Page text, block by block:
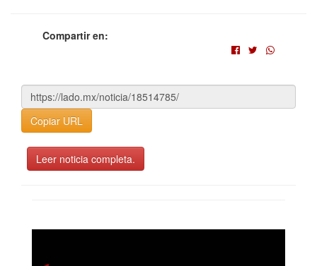
Compartir en:
Copiar URL
Leer noticia completa.